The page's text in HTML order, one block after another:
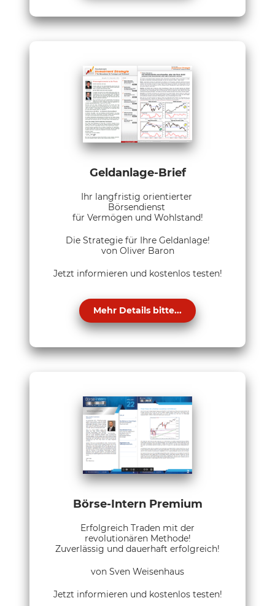
Geldanlage-Brief
Ihr langfristig orientierter
Börsendienst
für Vermögen und Wohlstand!
Die Strategie für Ihre Geldanlage!
von Oliver Baron
Jetzt informieren und kostenlos testen!
Mehr Details bitte...
Börse-Intern Premium
Erfolgreich Traden mit der
revolutionären Methode!
Zuverlässig und dauerhaft erfolgreich!
von Sven Weisenhaus
Jetzt informieren und kostenlos testen!